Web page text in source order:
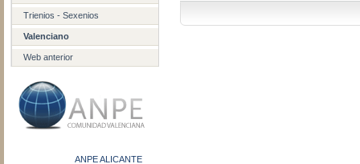
Trienios - Sexenios
Valenciano
Web anterior
ANPE ALICANTE